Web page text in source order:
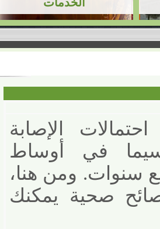
الإصابة
في أوساط
سنوات. ومن هنا،
صحية يمكنك